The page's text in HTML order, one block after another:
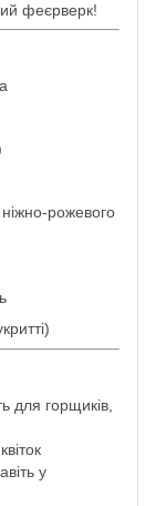
феєрверк!
ніжно-рожевого
для горщиків,
у